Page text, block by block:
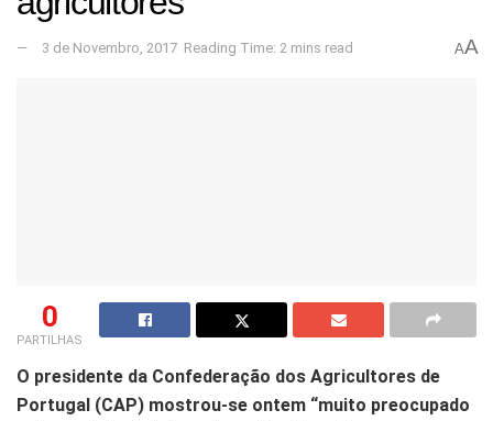
3 de Novembro, 2017 Reading Time: 2 mins read AA
0
PARTILHAS
O presidente da Confederação dos Agricultores de
Portugal (CAP) mostrou-se ontem “muito preocupado